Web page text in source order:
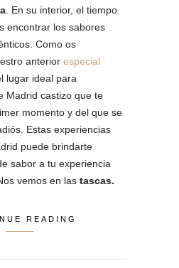
. En su interior, el tiempo
encontrar los sabores
Como os
anterior especial
lugar ideal para
Madrid castizo que te
momento y del que se
Estas experiencias
puede brindarte
sabor a tu experiencia
vemos en las tascas.
READING